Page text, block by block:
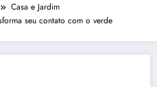
Casa e Jardim
seu contato com o verde